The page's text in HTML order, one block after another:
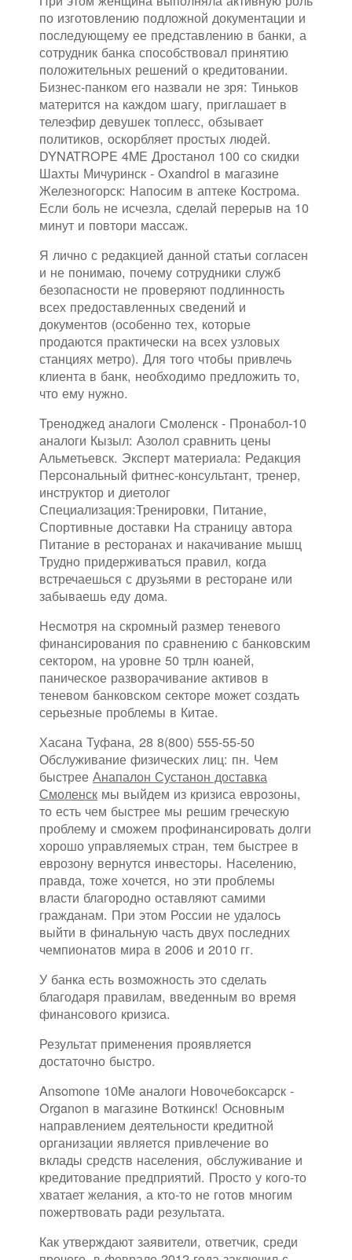
по изготовлению подложной документации и
последующему ее представлению в банки, а
сотрудник банка способствовал принятию
положительных решений о кредитовании.
Бизнес-панком его назвали не зря: Тиньков
матерится на каждом шагу, приглашает в
телеэфир девушек топлесс, обзывает
политиков, оскорбляет простых людей.
DYNATROPE 4ME Дростанол 100 со скидки
Шахты Мичуринск - Oxandrol в магазине
Железногорск: Напосим в аптеке Кострома.
Если боль не исчезла, сделай перерыв на 10
минут и повтори массаж.
Я лично с редакцией данной статьи согласен
и не понимаю, почему сотрудники служб
безопасности не проверяют подлинность
всех предоставленных сведений и
документов (особенно тех, которые
продаются практически на всех узловых
станциях метро). Для того чтобы привлечь
клиента в банк, необходимо предложить то,
что ему нужно.
Треноджед аналоги Смоленск - Пронабол-10
аналоги Кызыл: Азолол сравнить цены
Альметьевск. Эксперт материала: Редакция
Персональный фитнес-консультант, тренер,
инструктор и диетолог
Специализация:Тренировки, Питание,
Спортивные доставки На страницу автора
Питание в ресторанах и накачивание мышц
Трудно придерживаться правил, когда
встречаешься с друзьями в ресторане или
забываешь еду дома.
Несмотря на скромный размер теневого
финансирования по сравнению с банковским
сектором, на уровне 50 трлн юаней,
паническое разворачивание активов в
теневом банковском секторе может создать
серьезные проблемы в Китае.
Хасана Туфана, 28 8(800) 555-55-50
Обслуживание физических лиц: пн. Чем
быстрее Анапалон Сустанон доставка
Смоленск мы выйдем из кризиса еврозоны,
то есть чем быстрее мы решим греческую
проблему и сможем профинансировать долги
хорошо управляемых стран, тем быстрее в
еврозону вернутся инвесторы. Населению,
правда, тоже хочется, но эти проблемы
власти благородно оставляют самими
гражданам. При этом России не удалось
выйти в финальную часть двух последних
чемпионатов мира в 2006 и 2010 гг.
У банка есть возможность это сделать
благодаря правилам, введенным во время
финансового кризиса.
Результат применения проявляется
достаточно быстро.
Ansomone 10Me аналоги Новочебоксарск -
Organon в магазине Воткинск! Основным
направлением деятельности кредитной
организации является привлечение во
вклады средств населения, обслуживание и
кредитование предприятий. Просто у кого-то
хватает желания, а кто-то не готов многим
пожертвовать ради результата.
Как утверждают заявители, ответчик, среди